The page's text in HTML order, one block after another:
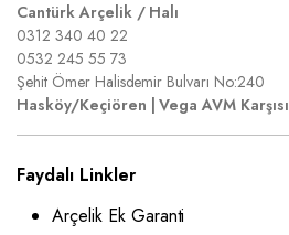
Cantürk Arçelik / Halı
0312 340 40 22
0532 245 55 73
Şehit Ömer Halisdemir Bulvarı No:240
Hasköy/Keçiören | Vega AVM Karşısı
Faydalı Linkler
Arçelik Ek Garanti